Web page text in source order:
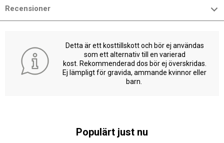
Recensioner
Detta är ett kosttillskott och bör ej användas
som ett alternativ till en varierad
kost. Rekommenderad dos bör ej överskridas.
Ej lämpligt för gravida, ammande kvinnor eller
barn.
Populärt just nu